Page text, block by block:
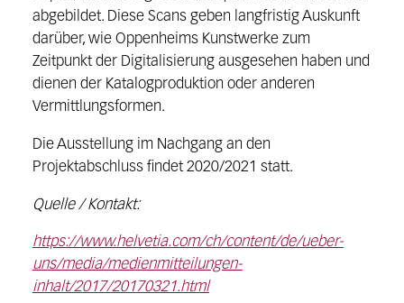
abgebildet. Diese Scans geben langfristig Auskunft
darüber, wie Oppenheims Kunstwerke zum
Zeitpunkt der Digitalisierung ausgesehen haben und
dienen der Katalogproduktion oder anderen
Vermittlungsformen.
Die Ausstellung im Nachgang an den
Projektabschluss findet 2020/2021 statt.
Quelle / Kontakt:
https://www.helvetia.com/ch/content/de/ueber-
uns/media/medienmitteilungen-
inhalt/2017/20170321.html